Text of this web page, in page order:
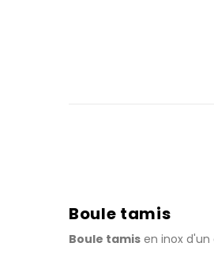
Boule tamis
Boule tamis en inox